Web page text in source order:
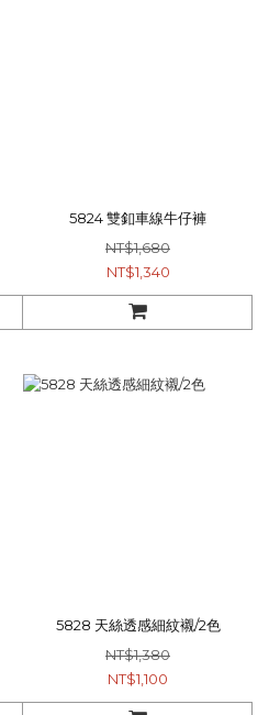
5824 雙釦車線牛仔褲
NT$1,680
NT$1,340
5828 天絲透感細紋襯/2色
NT$1,380
NT$1,100